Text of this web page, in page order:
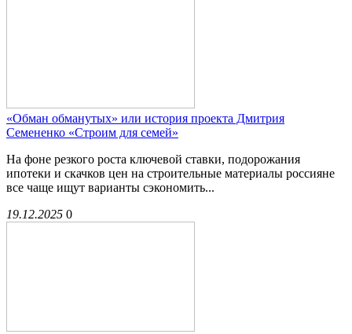
«Обман обманутых» или история проекта Дмитрия
Семененко «Строим для семей»
На фоне резкого роста ключевой ставки, подорожания
ипотеки и скачков цен на строительные материалы россияне
все чаще ищут варианты сэкономить...
19.12.2025 0